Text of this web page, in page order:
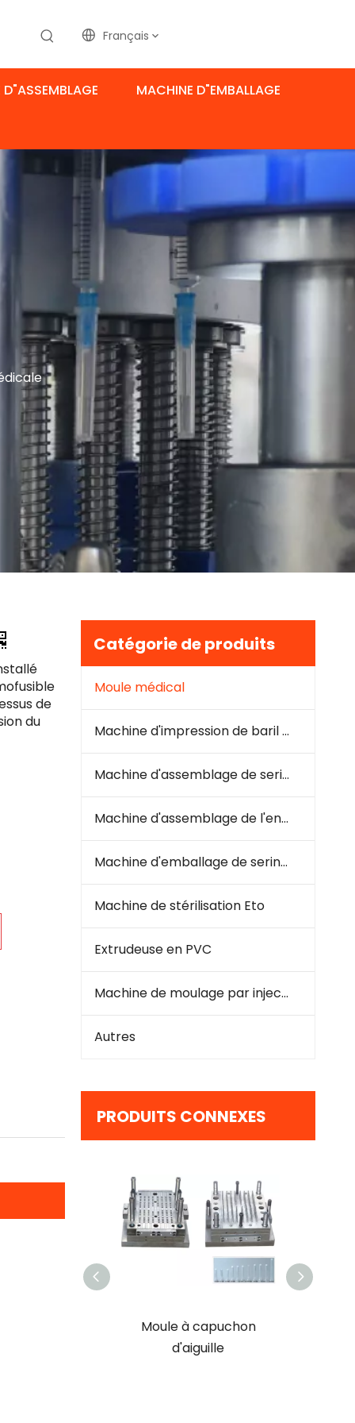
Français
MACHINE D"EMBALLAGE
de
du
Catégorie de produits
Moule médical
Machine d'impression de baril à seringue
Machine d'assemblage de seringue
Machine d'assemblage de l'ensemble de perfusion
Machine d'emballage de seringues et d'infusion
Machine de stérilisation Eto
Extrudeuse en PVC
Machine de moulage par injection en plastique
Autres
PRODUITS CONNEXES
Moule de connecteur en Y
pour ensemble de